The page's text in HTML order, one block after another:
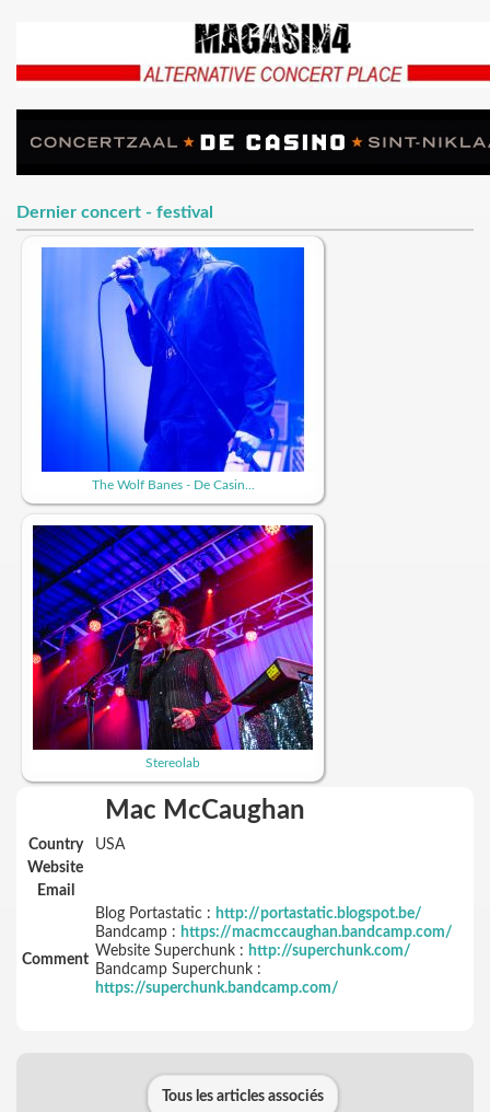
Dernier concert - festival
The Wolf Banes - De Casin...
Stereolab
Mac McCaughan
Country
USA
Website
Email
Comment
Blog Portastatic : http://portastatic.blogspot.be/
Bandcamp : https://macmccaughan.bandcamp.com/
Website Superchunk : http://superchunk.com/
Bandcamp Superchunk :
https://superchunk.bandcamp.com/
Tous les articles associés